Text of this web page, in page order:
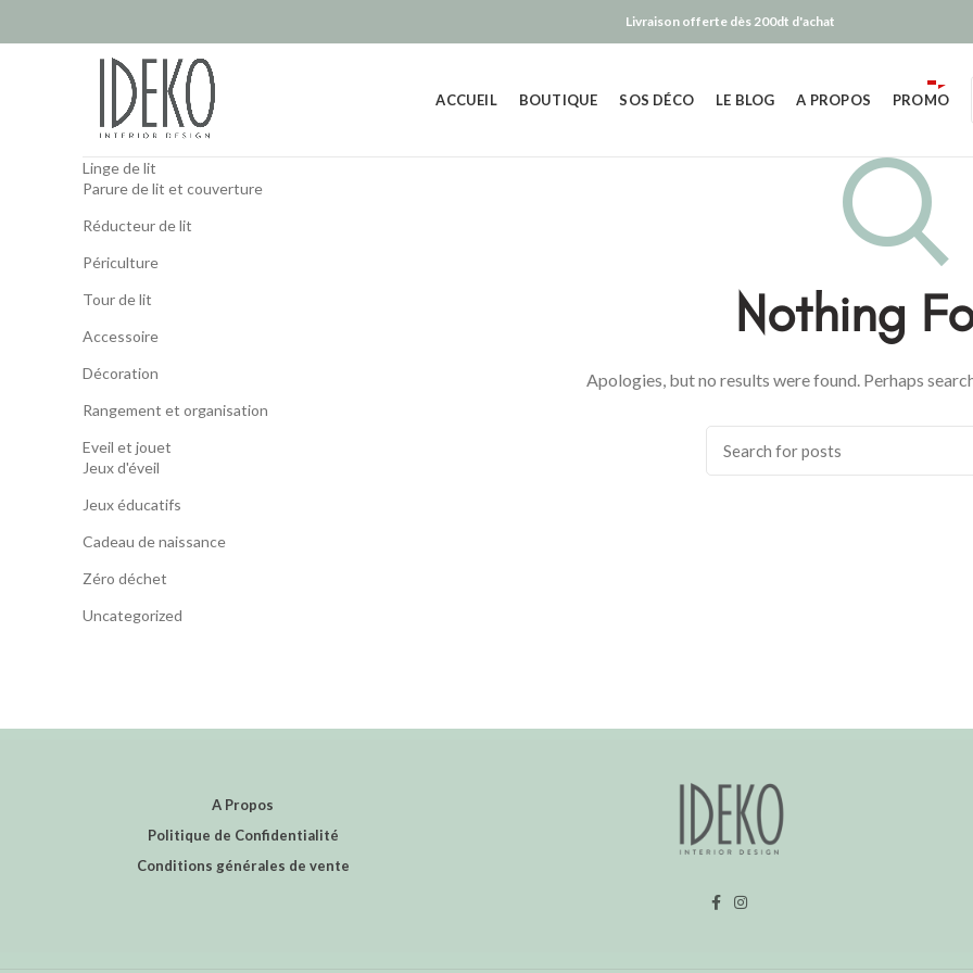
Livraison offerte dès 200dt d'achat
ACCUEIL BOUTIQUE SOS DÉCO LE BLOG A PROPOS PROMO
Nothing
Apologies, but no results were found. Perhaps
Linge de lit
Parure de lit et couverture
Réducteur de lit
Périculture
Tour de lit
Accessoire
Décoration
Rangement et organisation
Eveil et jouet
Jeux d'éveil
Jeux éducatifs
Cadeau de naissance
Zéro déchet
Uncategorized
A Propos
Politique de Confidentialité
Conditions générales de vente